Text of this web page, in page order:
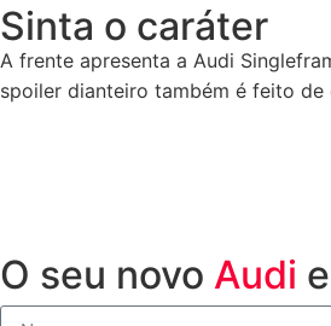
Sinta o caráter
A frente apresenta a Audi
spoiler dianteiro também é feito
O seu novo Audi